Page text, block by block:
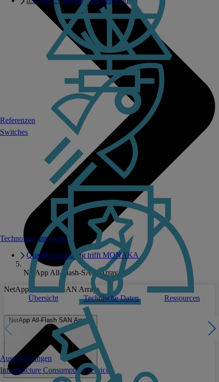
Switches
Infrastructure Consumption Services
Technology Innovation
Quantencomputing trifft MONAKA
Referenzen
Auszeichnungen
NetApp All-Flash-SAN-Array
NetApp All-Flash SAN Arrays
Übersicht
Technische Daten Ressourcen
NetApp All-Flash SAN Arrays